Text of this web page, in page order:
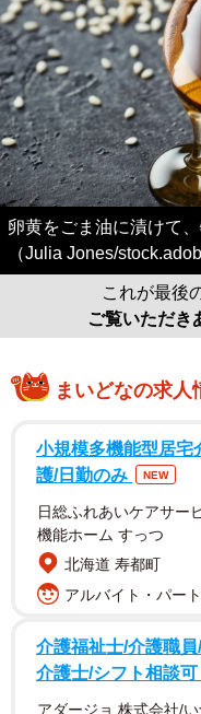
卵黄をごま油に漬けて
（Julia Jones/
これが最後
ご覧いただき
まいどなの求人
小規模多機能型居宅
護/日勤のみ
NEW
日総ふれあいケアサー
機能ホーム すっつ
北海道 寿都町
アルバイト・パー
介護福祉士/介護職
介護士/シフト相談可
アダージョ 株式会社/